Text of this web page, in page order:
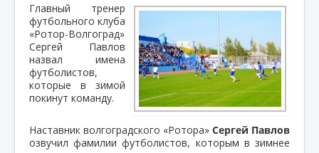
Главный тренер
футбольного клуба
«Ротор-Волгоград»
Сергей Павлов
назвал имена
футболистов,
которые в зимой
покинут команду.
Наставник волгоградского «Ротора» Сергей Павлов
озвучил фамилии футболистов, которым в зимнее